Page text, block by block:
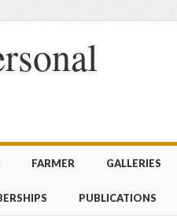
FARMER GALLERIES
PUBLICATIONS